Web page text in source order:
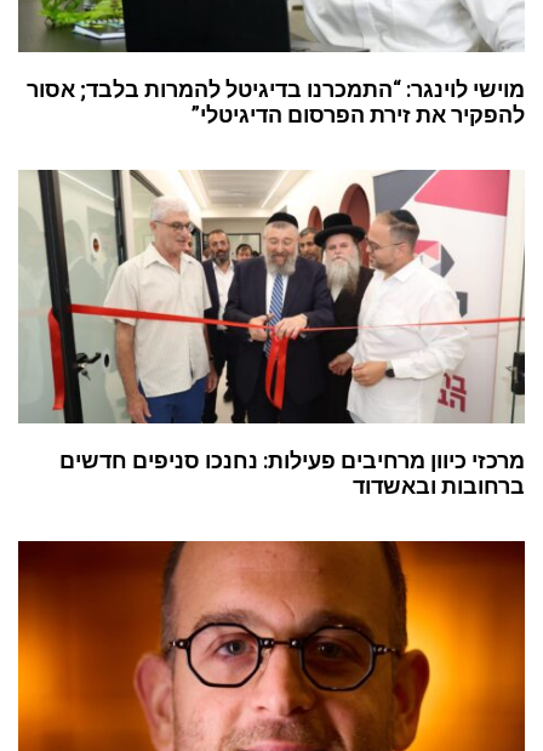
מוישי לוינגר: “התמכרנו בדיגיטל להמרות בלבד; אסור
להפקיר את זירת הפרסום הדיגיטלי”
מרכזי כיוון מרחיבים פעילות: נחנכו סניפים חדשים
ברחובות ובאשדוד